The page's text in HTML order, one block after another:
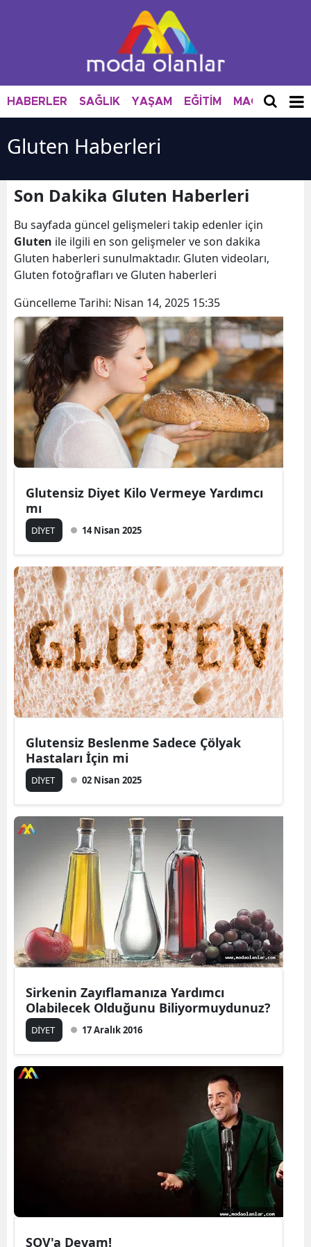
HABERLER SAĞLIK YAŞAM EĞİTİM MAGAZİN
Gluten Haberleri
Son Dakika Gluten Haberleri
Bu sayfada güncel gelişmeleri takip edenler için
Gluten ile ilgili en son gelişmeler ve son dakika
Gluten haberleri sunulmaktadır. Gluten videoları,
Gluten fotoğrafları ve Gluten haberleri
Güncelleme Tarihi: Nisan 14, 2025 15:35
Glutensiz Diyet Kilo Vermeye Yardımcı
mı
DİYET 14 Nisan 2025
Glutensiz Beslenme Sadece Çölyak
Hastaları İçin mi
DİYET 02 Nisan 2025
Sirkenin Zayıflamanıza Yardımcı
Olabilecek Olduğunu Biliyormuydunuz?
DİYET 17 Aralık 2016
ŞOV'a Devam!